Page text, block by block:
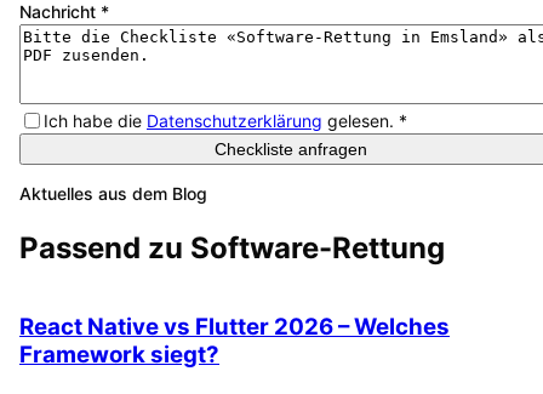
Nachricht *
Ich habe die Datenschutzerklärung gelesen. *
Checkliste anfragen
Aktuelles aus dem Blog
Passend zu Software-Rettung
React Native vs Flutter 2026 – Welches
Framework siegt?